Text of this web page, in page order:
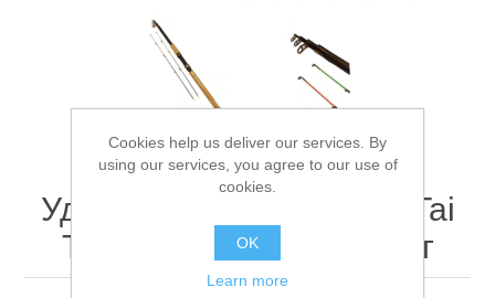
Аксессуары для лодок
Удилище фидерное Jin Tai
TeleFeeder 3.9м 60-120г
Cookies help us deliver our services. By
using our services, you agree to our use of
cookies.
OK
Learn more